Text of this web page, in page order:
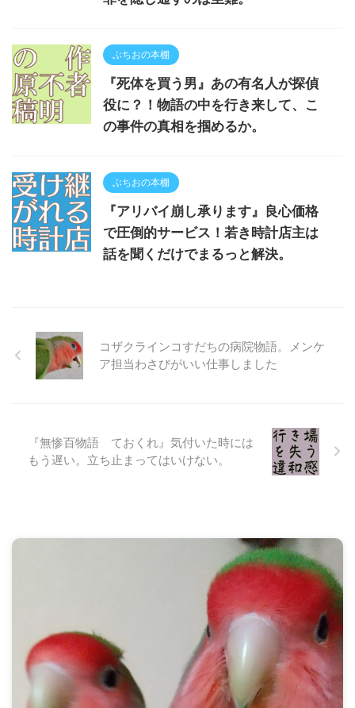
ぶちおの本棚
『死体を買う男』あの有名人が探偵
役に？！物語の中を行き来して、こ
の事件の真相を掴めるか。
ぶちおの本棚
『アリバイ崩し承ります』良心価格
で圧倒的サービス！若き時計店主は
話を聞くだけでまるっと解決。
コザクラインコすだちの病院物語。メンケ
ア担当わさびがいい仕事しました
『無惨百物語 ておくれ』気付いた時には
もう遅い。立ち止まってはいけない。